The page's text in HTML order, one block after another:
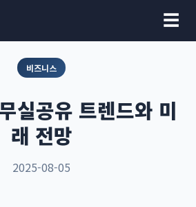
☰
비즈니스
실공유 트렌드와 미
래 전망
2025-08-05